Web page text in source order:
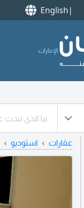
English
الإمارات
عقارات استوديو